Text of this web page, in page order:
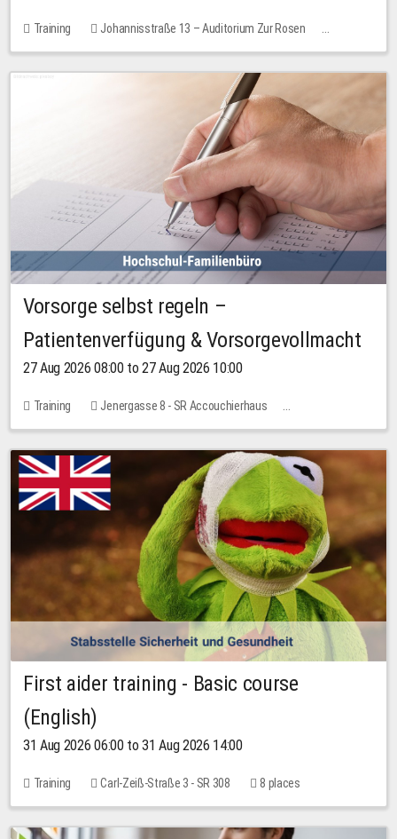
Training
Johannisstraße 13 – Auditorium Zur Rosen
11 places
Vorsorge selbst regeln –
Patientenverfügung & Vorsorgevollmacht
27 Aug 2026 08:00 to 27 Aug 2026 10:00
Training
Jenergasse 8 - SR Accouchierhaus
No free places
First aider training - Basic course
(English)
31 Aug 2026 06:00 to 31 Aug 2026 14:00
Training Carl-Zeiß-Straße 3 - SR 308 8 places